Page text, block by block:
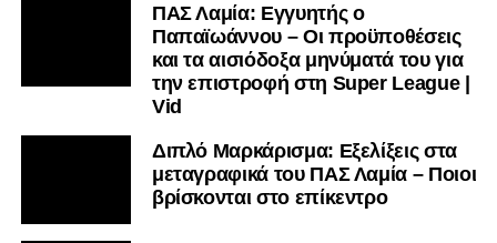
ΠΑΣ Λαμία: Εγγυητής ο
Παπαϊωάννου – Οι προϋποθέσεις
και τα αισιόδοξα μηνύματά του για
την επιστροφή στη Super League |
Vid
Διπλό Μαρκάρισμα: Εξελίξεις στα
μεταγραφικά του ΠΑΣ Λαμία – Ποιοι
βρίσκονται στο επίκεντρο